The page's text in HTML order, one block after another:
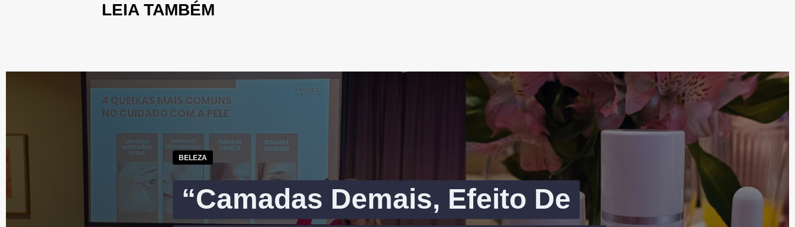
LEIA TAMBÉM
BELEZA
“Camadas Demais, Efeito De